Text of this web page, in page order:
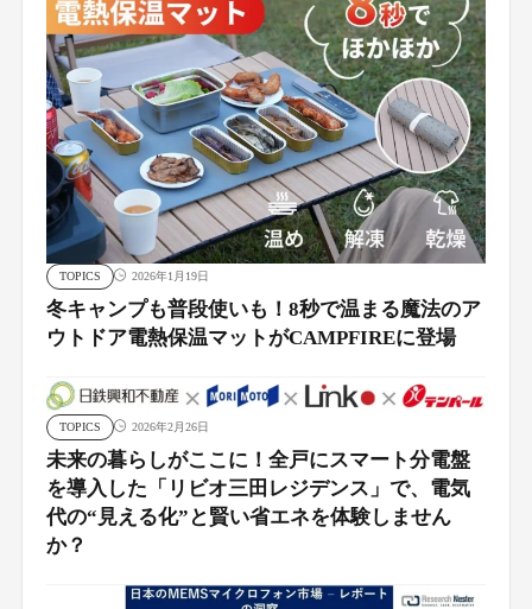
TOPICS 2026年1月19日
冬キャンプも普段使いも！8秒で温まる魔法のア
ウトドア電熱保温マットがCAMPFIREに登場
TOPICS 2026年2月26日
未来の暮らしがここに！全戸にスマート分電盤
を導入した「リビオ三田レジデンス」で、電気
代の“見える化”と賢い省エネを体験しません
か？